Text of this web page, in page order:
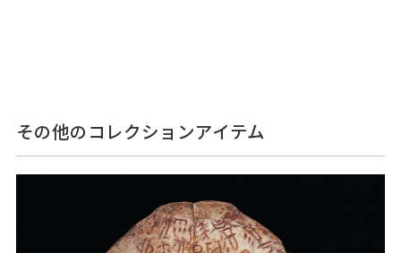
その他のコレクションアイテム